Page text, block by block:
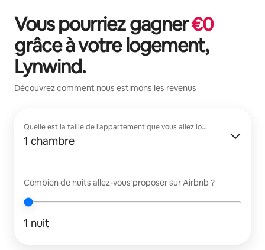
Vous pourriez gagner€0
grâce à votre logement,
Lynwind.
Découvrez comment nous estimons les revenus
Quelle est la taille de l'appartement que vous allez louer ?
1 chambre
Combien de nuits allez-vous proposer sur Airbnb ?
1 nuit